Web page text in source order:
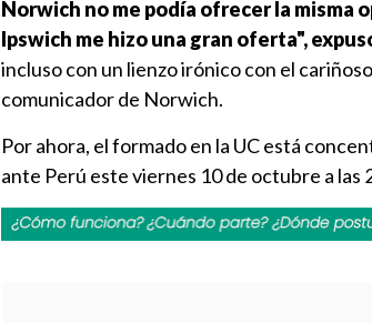
Norwich no me podía ofrecer la misma
Ipswich me hizo una gran oferta",
incluso con un lienzo irónico con el
comunicador de Norwich.
Por ahora, el formado en la UC está
ante Perú este viernes 10 de octubre a las